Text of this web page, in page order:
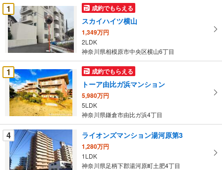
件
を
マ
イ
ペ
ー
ジ
に
保
存
す
る
1 成約でもらえる
スカイハイツ横山
1,349万円
2LDK
神奈川県相模原市中央区横山6丁目
1 成約でもらえる
トーア由比ガ浜マンション
5,980万円
5LDK
神奈川県鎌倉市由比ガ浜4丁目
4 ライオンズマンション湯河原第3
1,280万円
1LDK
神奈川県足柄下郡湯河原町土肥4丁目